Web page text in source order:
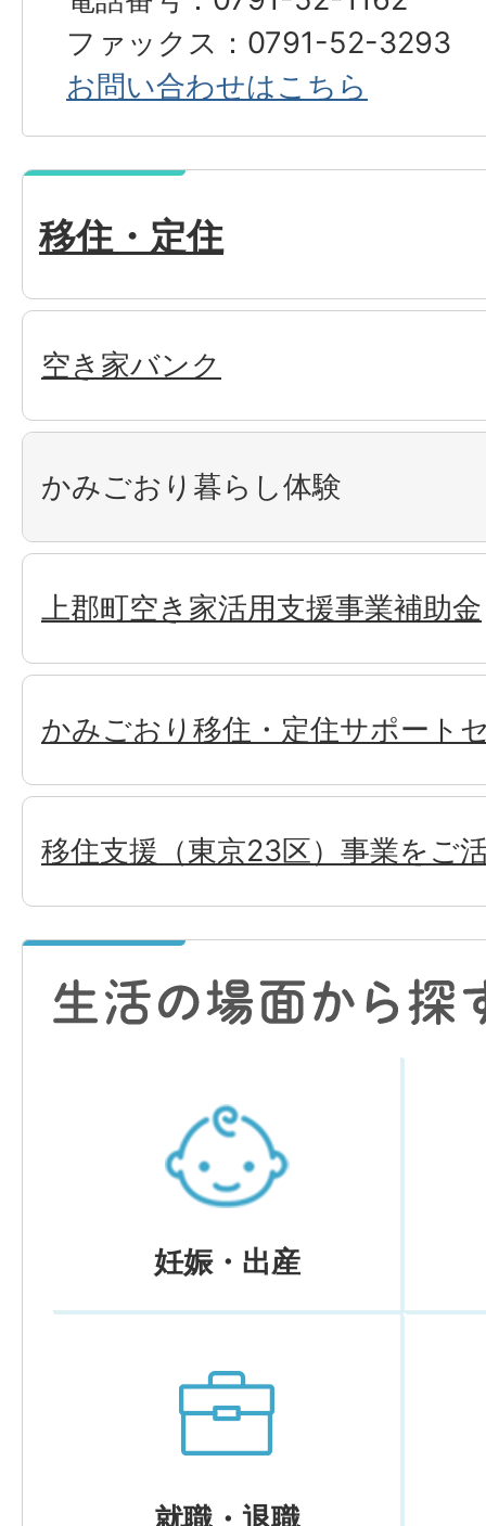
ファックス：0791-52-3293
お問い合わせはこちら
移住・定住
空き家バンク
かみごおり暮らし体験
上郡町空き家活用支援事業補助金
かみごおり移住・定住サポート
移住支援（東京23区）事業をご
妊娠・出産